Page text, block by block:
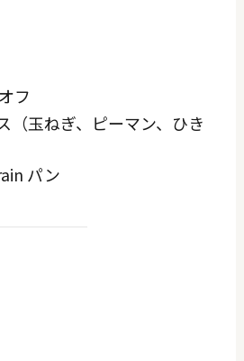
フ
（玉ねぎ、ピーマン、ひき
パン